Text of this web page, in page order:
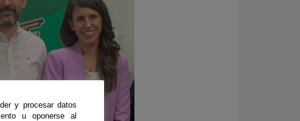
y procesar datos
u oponerse al